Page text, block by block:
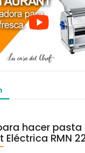
hacer pasta
Eléctrica RMN